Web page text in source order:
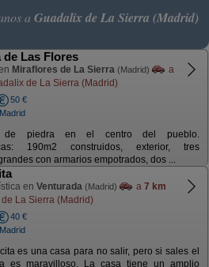
a Guadalix de La Sierra (Madrid)
de Las Flores
Miraflores de La Sierra (Madrid)
a
de La Sierra (Madrid)
50 €
piedra en el centro del pueblo.
190m2 construidos, exterior, tres
con armarios empotrados, dos ...
en Venturada (Madrid) a 7 km
La Sierra (Madrid)
40 €
es una casa para no salir, pero si sales el
es maravilloso. La casa tiene un amplio